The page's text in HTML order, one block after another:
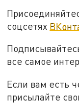
соцсетях
все самое
Если вам есть
присылайте